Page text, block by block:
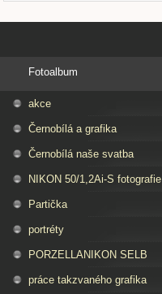
Fotoalbum
akce
Černobílá a grafika
Černobílá naše svatba
NIKON 50/1,2Ai-S fotografie
Partička
portréty
PORZELLANIKON SELB
práce takzvaného grafika